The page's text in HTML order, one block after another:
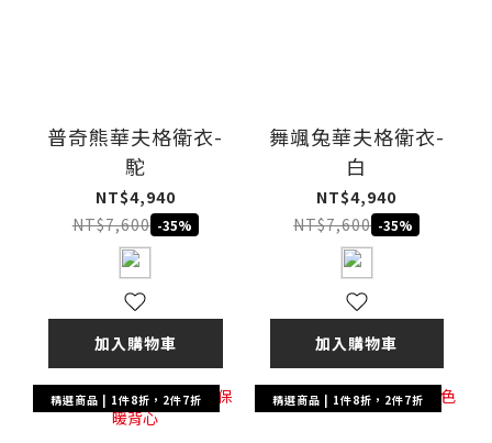
普奇熊華夫格衛衣-
駝
NT$4,940
NT$7,600 -35%
加入購物車
舞颯兔華夫格衛衣-
白
NT$4,940
NT$7,600 -35%
加入購物車
精選商品 | 1件8折，2件7折 精選商品 | 1件8折，2件7折